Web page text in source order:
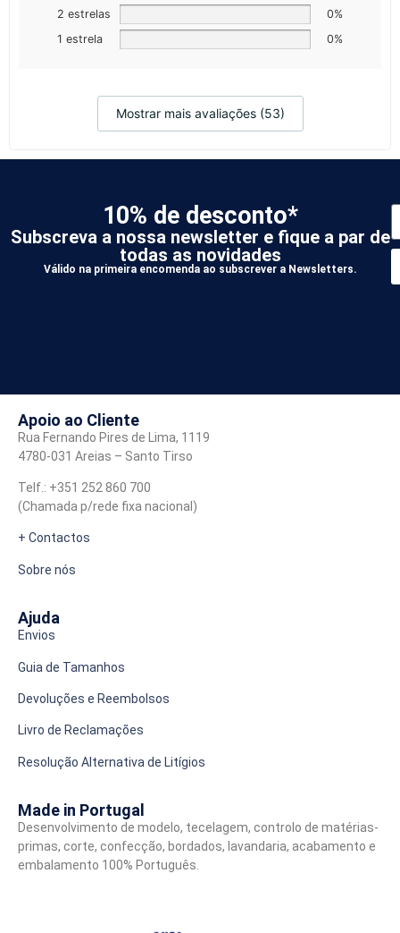
2 estrelas
0%
1 estrela
0%
Mostrar mais avaliações (53)
10% de desconto*
Subscreva a nossa newsletter e fique a par de
todas as novidades
Válido na primeira encomenda ao subscrever a Newsletters.
Apoio ao Cliente
Rua Fernando Pires de Lima, 1119
4780-031 Areias – Santo Tirso
Telf.: +351 252 860 700
(Chamada p/rede fixa nacional)
+ Contactos
Sobre nós
Ajuda
Envios
Guia de Tamanhos
Devoluções e Reembolsos
Livro de Reclamações
Resolução Alternativa de Litígios
Made in Portugal
Desenvolvimento de modelo, tecelagem, controlo de matérias-
primas, corte, confecção, bordados, lavandaria, acabamento e
embalamento 100% Português.